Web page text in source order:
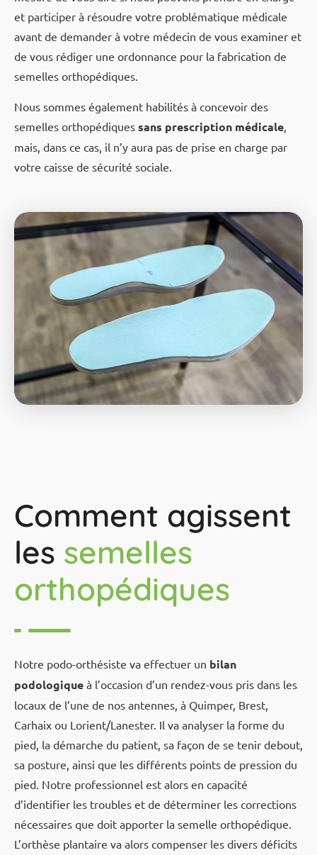
et participer à résoudre votre problématique médicale
avant de demander à votre médecin de vous examiner et
de vous rédiger une ordonnance pour la fabrication de
semelles orthopédiques.
Nous sommes également habilités à concevoir des
semelles orthopédiques sans prescription médicale
mais, dans ce cas, il n’y aura pas de prise en charge par
votre caisse de sécurité sociale.
Comment agissent
les semelles
orthopédiques
Notre podo-orthésiste va effectuer un bilan
podologique à l’occasion d’un rendez-vous pris dans les
locaux de l’une de nos antennes, à Quimper, Brest,
Carhaix ou Lorient/Lanester. Il va analyser la forme du
pied, la démarche du patient, sa façon de se tenir debout,
sa posture, ainsi que les différents points de pression du
pied. Notre professionnel est alors en capacité
d’identifier les troubles et de déterminer les corrections
nécessaires que doit apporter la semelle orthopédique.
L’orthèse plantaire va alors compenser les divers déficits